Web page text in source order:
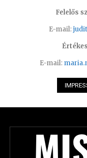
Felelős
E-mail:
E-mail: